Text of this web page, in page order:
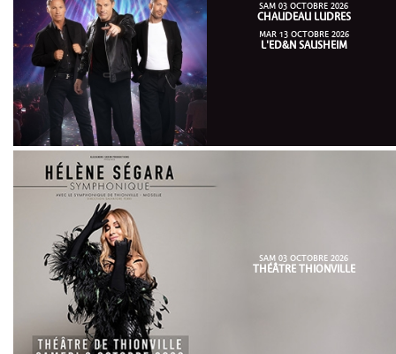
SAM 03 OCTOBRE 2026
CHAUDEAU LUDRES
MAR 13 OCTOBRE 2026
L'ED&N SAUSHEIM
SAM 03 OCTOBRE 2026
THÉÂTRE THIONVILLE